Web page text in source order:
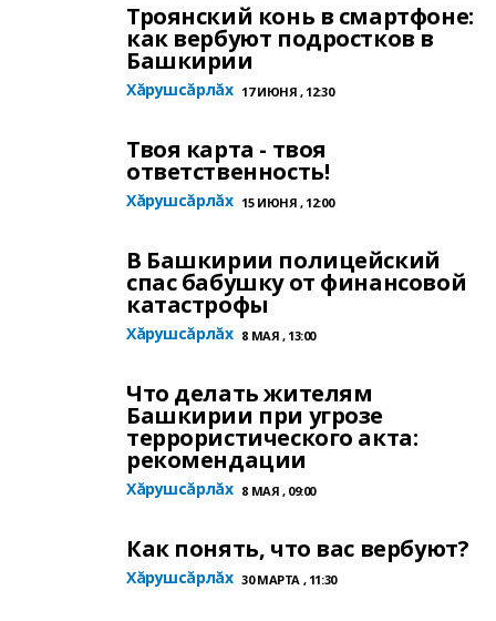
Троянский конь в смартфоне:
как вербуют подростков в
Башкирии
Хăрушсăрлăх 17 ИЮНЯ , 12:30
Твоя карта - твоя
ответственность!
Хăрушсăрлăх 15 ИЮНЯ , 12:00
В Башкирии полицейский
спас бабушку от финансовой
катастрофы
Хăрушсăрлăх 8 МАЯ , 13:00
Что делать жителям
Башкирии при угрозе
террористического акта:
рекомендации
Хăрушсăрлăх 8 МАЯ , 09:00
Как понять, что вас вербуют?
Хăрушсăрлăх 30 МАРТА , 11:30